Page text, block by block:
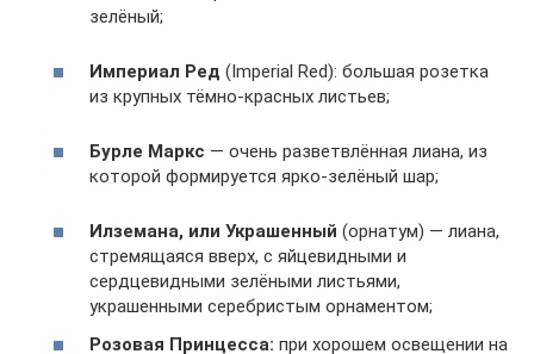
зелёный;
Империал Ред (Imperial Red): большая розетка
из крупных тёмно-красных листьев;
Бурле Маркс — очень разветвлённая лиана, из
которой формируется ярко-зелёный шар;
Илземана, или Украшенный (орнатум) — лиана,
стремящаяся вверх, с яйцевидными и
сердцевидными зелёными листьями,
украшенными серебристым орнаментом;
Розовая Принцесса: при хорошем освещении на